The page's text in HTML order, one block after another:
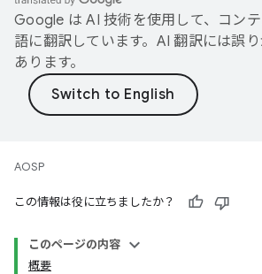
Google は AI 技術を使用して、コン
語に翻訳しています。AI 翻訳には誤
あります。
AOSP
この情報は役に立ちましたか？
このページの内容
概要